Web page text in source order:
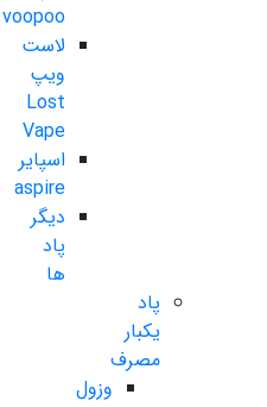
voopoo
لاست
ویپ
Lost
Vape
اسپایر
aspire
دیگر
پاد
ها
پاد
یکبار
مصرف
وزول